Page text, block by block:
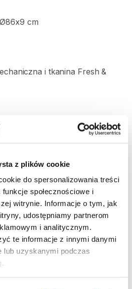
z plików cookie
do spersonalizowania treści
społecznościowe i
witrynie. Informacje o tym, jak
udostępniamy partnerom
i analitycznym.
te informacje z innymi danymi
lub uzyskanymi podczas
Ø86x9 cm
i tkanina Fresh &
słoneczne.
(Siła
Tropik ＞ 2000 mm.
mm.